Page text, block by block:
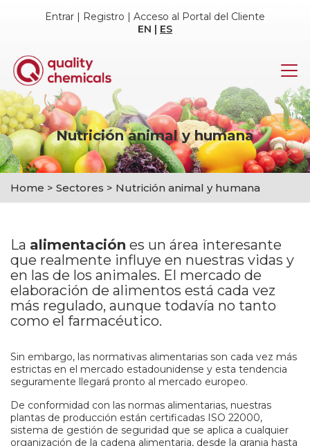
Entrar | Registro | Acceso al Portal del Cliente
EN | ES
Nutrición animal y humana
Home > Sectores > Nutrición animal y humana
La alimentación es un área interesante
que realmente influye en nuestras vidas y
en las de los animales. El mercado de
elaboración de alimentos está cada vez
más regulado, aunque todavía no tanto
como el farmacéutico.
Sin embargo, las normativas alimentarias son cada vez más
estrictas en el mercado estadounidense y esta tendencia
seguramente llegará pronto al mercado europeo.
De conformidad con las normas alimentarias, nuestras
plantas de producción están certificadas ISO 22000,
sistema de gestión de seguridad que se aplica a cualquier
organización de la cadena alimentaria, desde la granja hasta